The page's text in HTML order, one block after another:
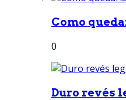
Como
0
Duro revés